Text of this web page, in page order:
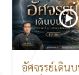
อัศจรรย์เดิน